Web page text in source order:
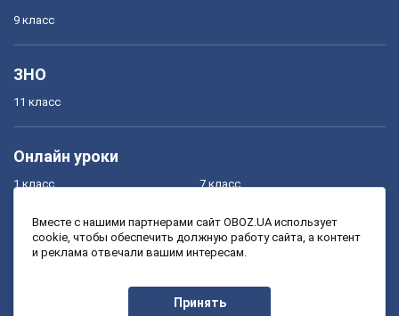
9 класс
ЗНО
11 класс
Онлайн уроки
1 класс
3 класс
7 класс
9 класс
Вместе с нашими партнерами сайт OBOZ.UA использует
cookie, чтобы обеспечить должную работу сайта, а контент
и реклама отвечали вашим интересам.
Принять